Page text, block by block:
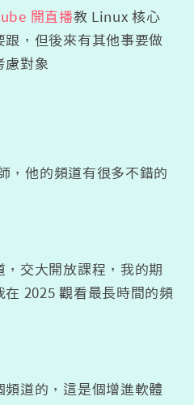
開直播教 Linux 核心
跟，但後來有其他事要做
慮對象
，他的頻道有很多不錯的
，交大開放課程，我的期
在 2025 觀看最長時間的頻
頻道的，這是個增進軟體